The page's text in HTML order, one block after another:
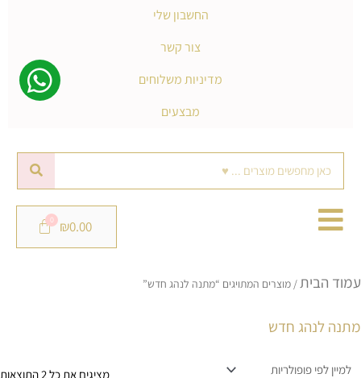
החשבון שלי
צור קשר
מדיניות משלוחים
מבצעים
₪0.00
עמוד הבית / מוצרים המתויגים “מתנה לנהג חדש”
מתנה לנהג חדש
מציגים את כל ⁦2⁩ התוצאות